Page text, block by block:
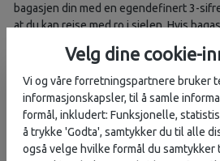
bagasjen din med en egendefinert 3-
at du kan reise med ro i sjelen. Hvis
at sikkerhetspersonellet kan åpne og
bagasjen.
Vurderinger
Karakter:
4.0 av 5 mulige
Velg dine cookie-
Vi og våre forretningspartnere bruker
informasjonskapsler, til å samle
formål, inkludert: Funksjonelle,
å trykke 'Godta', samtykker du til alle
også velge hvilke formål du samtykker